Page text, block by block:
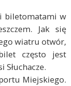
biletomatami w
Jak się
wiatru otwór,
często jest
Słuchacze.
Miejskiego.